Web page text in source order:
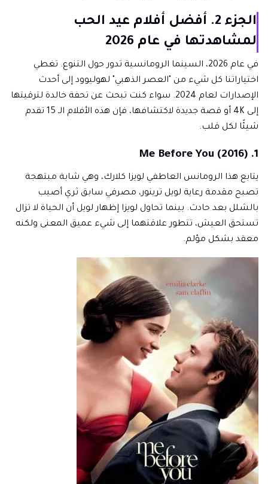
الجزء 2. أفضل أفلام عيد الحب
لمشاهدتها في عام 2026
في عام 2026، السينما الرومانسية تدور حول التنوع. تغطي
اختياراتنا كل شيء من "العصر الذهبي" لهوليوود إلى أحدث
الإصدارات لعام 2024. سواء كنت تبحث عن تحفة خالدة لترقيتها
إلى 4K أو قصة جديدة لاكتشافها، فإن هذه الأفلام الـ 15 تقدم
شيئًا لكل قلب.
1. Me Before You (2016)
يتابع هذا الرومانس العاطفي لويزا كلارك، وهي شابة مبتهجة
تصبح مقدمة رعاية لويل ترينور، مصرفي سابق ثري أصيب
بالشلل بعد حادث. بينما تحاول لويزا إظهار لويل أن الحياة لا تزال
تستحق العيش، تتطور علاقتهما إلى شيء عميق المعنى ولكنه
معقد بشكل مؤلم.